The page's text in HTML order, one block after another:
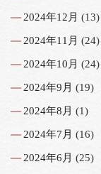
2024年12月 (13)
2024年11月 (24)
2024年10月 (24)
2024年9月 (19)
2024年8月 (1)
2024年7月 (16)
2024年6月 (25)